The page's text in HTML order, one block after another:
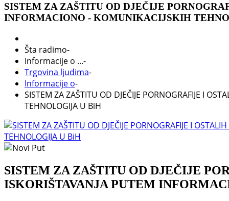
SISTEM ZA ZAŠTITU OD DJEČIJE
INFORMACIONO - KOMUNIKACIJSKIH
Šta radimo-
Informacije o ...-
Trgovina ljudima-
Informacije o-
SISTEM ZA ZAŠTITU OD DJEČIJE PORNOGRAFIJE I
TEHNOLOGIJA U BiH
SISTEM ZA ZAŠTITU OD DJEČIJE
ISKORIŠTAVANJA PUTEM